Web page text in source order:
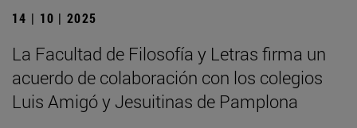
14 | 10 | 2025
La Facultad de Filosofía y Letras firma un
acuerdo de colaboración con los colegios
Luis Amigó y Jesuitinas de Pamplona